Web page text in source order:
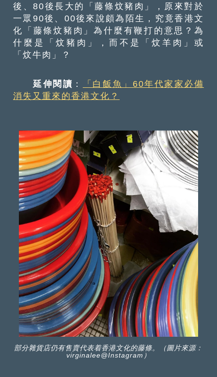
後、80後長大的「藤條炆豬肉」，原來對於
一眾90後、00後來說頗為陌生，究竟香港文
化「藤條炆豬肉」為什麼有鞭打的意思？為
什麼是「炆豬肉」，而不是「炆羊肉」或
「炆牛肉」？
延伸閱讀 ：
「白飯魚」60年代家家必備
消失又重來的香港文化？
部分雜貨店仍有售賣代表着香港文化的藤條。（圖片來源：
virginalee@Instagram）